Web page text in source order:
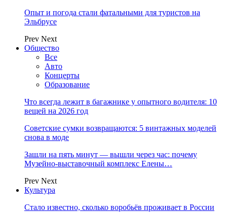
Опыт и погода стали фатальными для туристов на
Эльбрусе
Prev Next
Общество
Все
Авто
Концерты
Образование
Что всегда лежит в багажнике у опытного водителя: 10
вещей на 2026 год
Советские сумки возвращаются: 5 винтажных моделей
снова в моде
Зашли на пять минут — вышли через час: почему
Музейно-выставочный комплекс Елены…
Prev Next
Культура
Стало известно, сколько воробьёв проживает в России